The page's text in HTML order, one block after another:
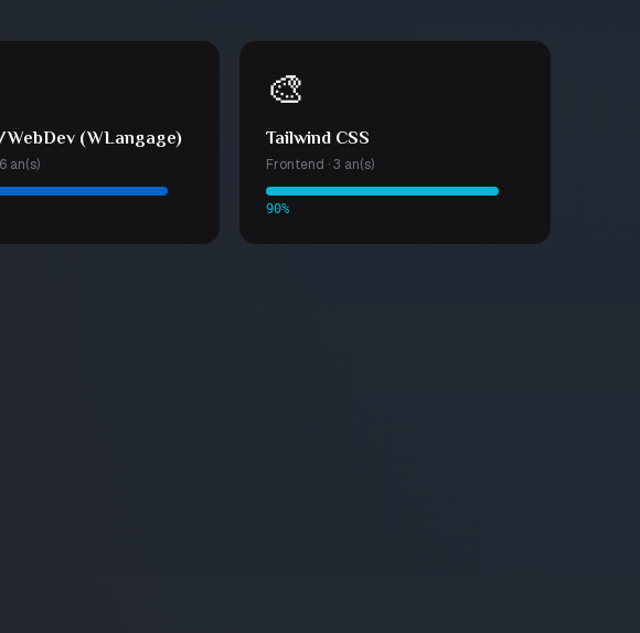
WebDev (WLangage)
an(s)
🎨
Tailwind CSS
Frontend · 3 an(s)
90%